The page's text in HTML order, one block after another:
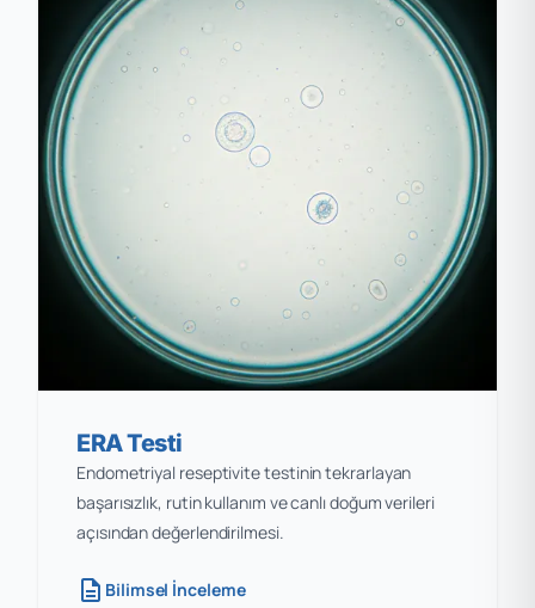
ERA Testi
Endometriyal reseptivite testinin tekrarlayan
başarısızlık, rutin kullanım ve canlı doğum verileri
açısından değerlendirilmesi.
description Bilimsel İnceleme